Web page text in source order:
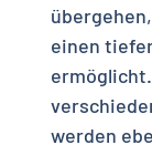
einen
werden